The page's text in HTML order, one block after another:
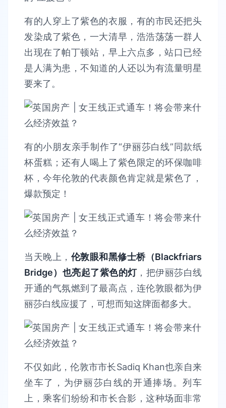
有的人穿上了紫色的衣服，有的市民还把头
发染成了紫色，一大清早，浩浩荡荡一群人
出现在了帕丁顿站，早上六点多，站口已经
是人满为患，不知道的人还以为有流量明星
要来了。
有的小朋友亲手制作了“伊丽莎白线”同款纸
杯蛋糕；还有人喝上了紫色限定的环保咖啡
杯，今年伦敦的代表颜色肯定就是紫色了，
爆款预定！
当天晚上， 伦敦眼和黑修士桥（Blackfriars
Bridge）也亮起了紫色的灯，把伊丽莎白线
开通的气氛燃到了最高点，连伦敦眼都为伊
丽莎白线应援了，可想而知这牌面都多大。
不仅如此，伦敦市市长Sadiq Khan也亲自来
坐车了，为伊丽莎白线的开通捧场。列车
上，乘客们纷纷和市长合影，这种场面非常